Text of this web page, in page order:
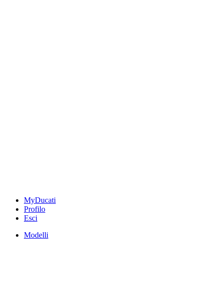
MyDucati
Profilo
Esci
Modelli